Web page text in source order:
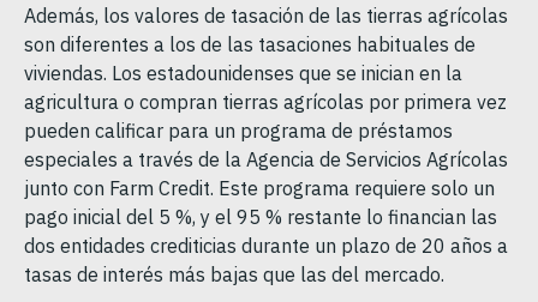
Además, los valores de tasación de las tierras agrícolas
son diferentes a los de las tasaciones habituales de
viviendas. Los estadounidenses que se inician en la
agricultura o compran tierras agrícolas por primera vez
pueden calificar para un programa de préstamos
especiales a través de la Agencia de Servicios Agrícolas
junto con Farm Credit. Este programa requiere solo un
pago inicial del 5 %, y el 95 % restante lo financian las
dos entidades crediticias durante un plazo de 20 años a
tasas de interés más bajas que las del mercado.